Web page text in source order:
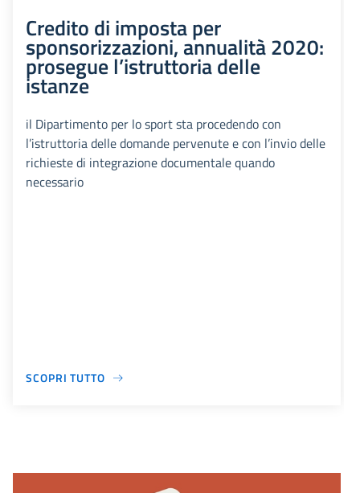
Credito di imposta per
sponsorizzazioni, annualità 2020:
prosegue l’istruttoria delle
istanze
il Dipartimento per lo sport sta procedendo con
l’istruttoria delle domande pervenute e con l’invio delle
richieste di integrazione documentale quando
necessario
SCOPRI TUTTO